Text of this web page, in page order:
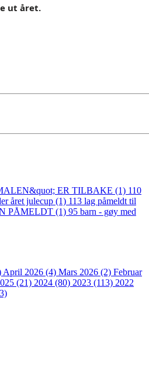
ut året.
ER TILBAKE (1) 110
året julecup (1) 113 lag påmeldt til
PÅMELDT (1) 95 barn - gøy med
April 2026 (4) Mars 2026 (2) Februar
(21) 2024 (80) 2023 (113) 2022